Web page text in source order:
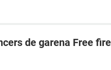
de garena Free fire